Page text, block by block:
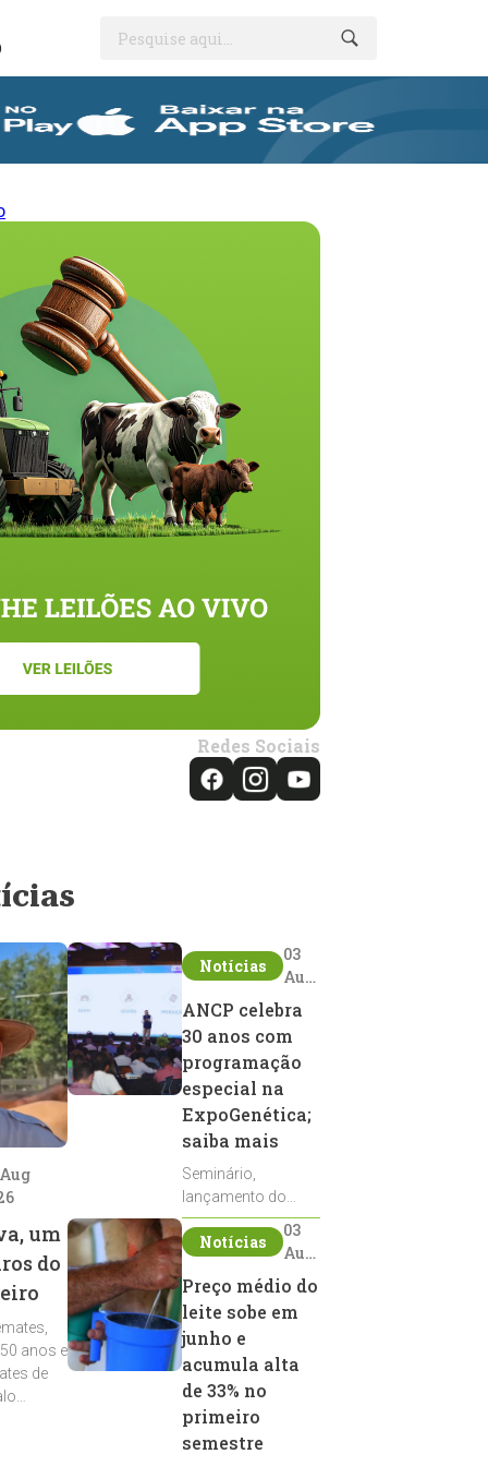
Pesquise aqui...
Redes Sociais
um
do
anos e
de
Notícias
03
Aug
ANCP celebra
30 anos com
programação
especial na
ExpoGenética;
saiba mais
Seminário,
lançamento do
Sumário de Touros,
debates, podcast,
reprodutores e
homenagens
integram a
programação da
entidade durante a
ExpoGenética 2026
Notícias
03
Aug
2026
Preço médio do
leite sobe em
junho e
acumula alta
de 33% no
primeiro
semestre